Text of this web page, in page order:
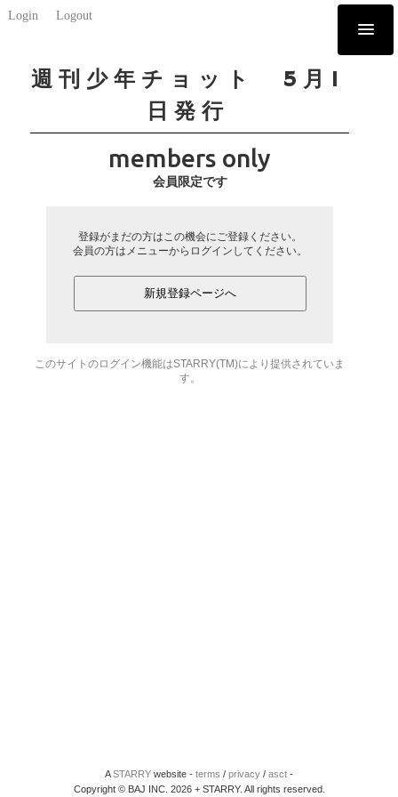
Login Logout
週刊少年チョット 5月1
日発行
members only
会員限定です
登録がまだの方はこの機会にご登録ください。
会員の方はメニューからログインしてください。
新規登録ページへ
このサイトのログイン機能はSTARRY(TM)により提供されていま
す。
ASTARRY website - terms / privacy / asct -
Copyright © BAJ INC. 2026 + STARRY. All rights reserved.